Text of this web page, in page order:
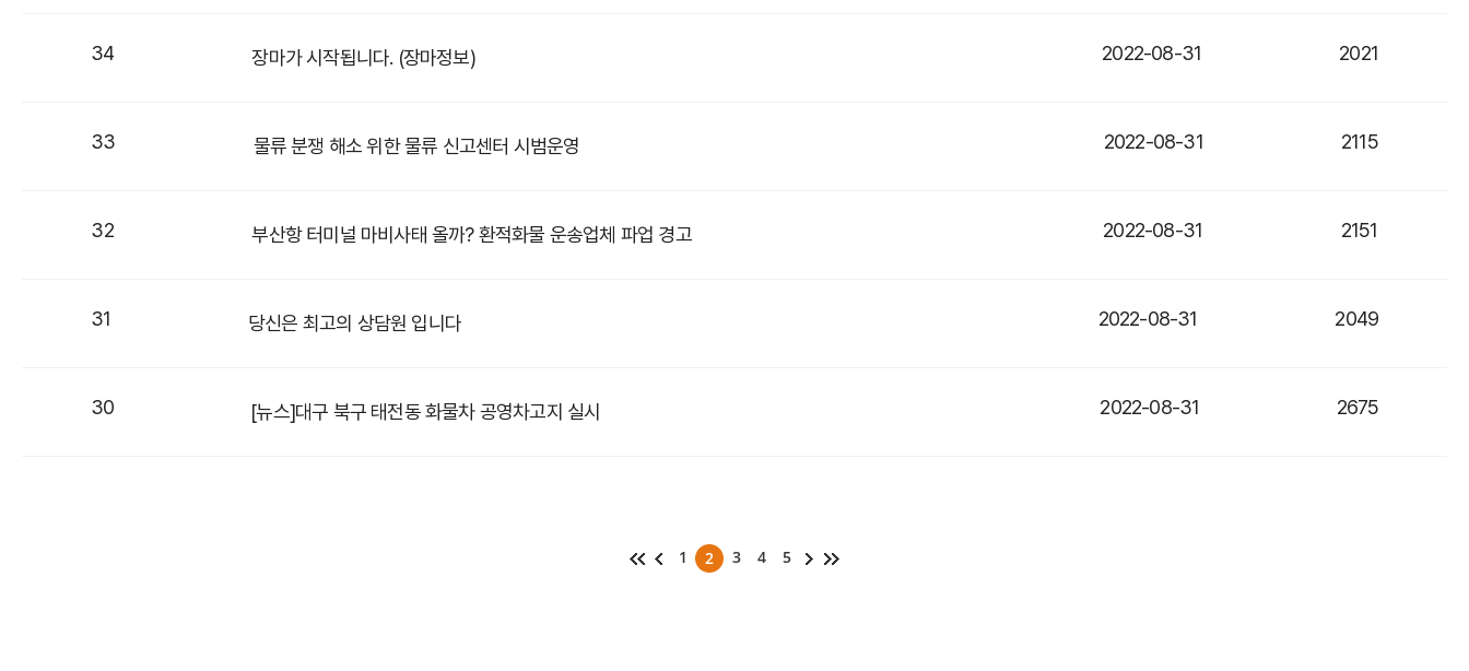
34 장마가 시작됩니다. (장마정보) 2022-08-31 2021
33 물류 분쟁 해소 위한 물류 신고센터 시범운영 2022-08-31 2115
32 부산항 터미널 마비사태 올까? 환적화물 운송업체 파업 경고 2022-08-31 2151
31 당신은 최고의 상담원 입니다 2022-08-31 2049
30 [뉴스]대구 북구 태전동 화물차 공영차고지 실시 2022-08-31 2675
1 2 3 4 5